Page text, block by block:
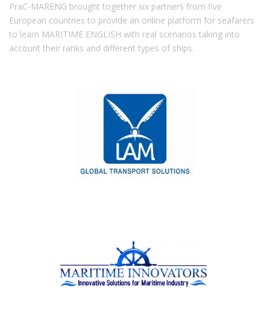
PraC-MARENG brought together six partners from five
European countries to provide an online platform for seafarers
to learn MARITIME ENGLISH with real scenarios taking into
account their ranks and different types of ships.